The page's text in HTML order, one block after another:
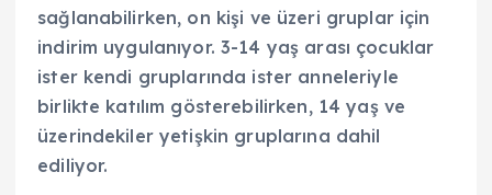
sağlanabilirken, on kişi ve üzeri gruplar için
indirim uygulanıyor. 3-14 yaş arası çocuklar
ister kendi gruplarında ister anneleriyle
birlikte katılım gösterebilirken, 14 yaş ve
üzerindekiler yetişkin gruplarına dahil
ediliyor.